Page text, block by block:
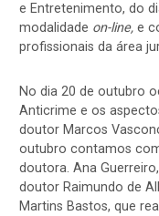
e Entretenimento, do
modalidade on-line, e
profissionais da área
No dia 20 de outubro
Anticrime e os
doutor Marcos
outubro contamos
doutora. Ana
doutor Raimundo de
Martins Bastos, que